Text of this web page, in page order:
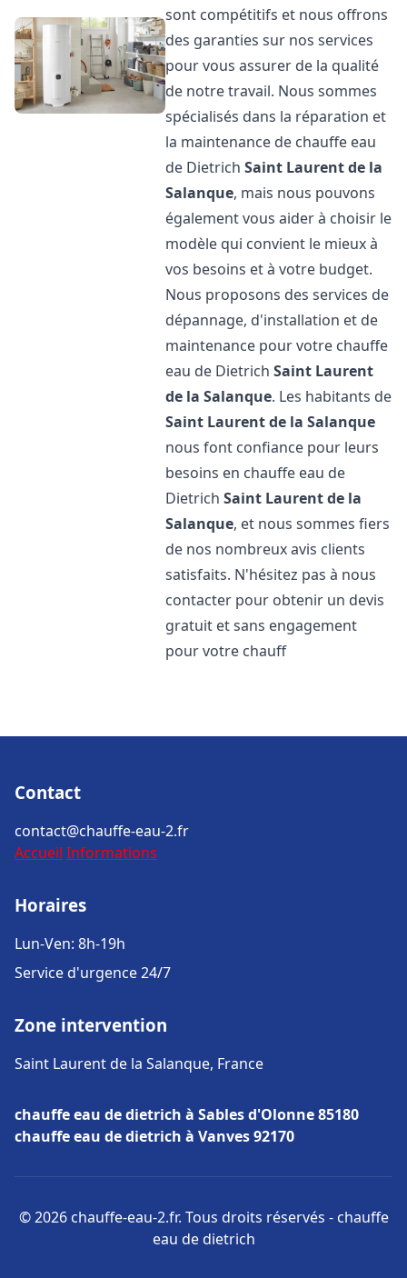
sont compétitifs et nous offrons
des garanties sur nos services
pour vous assurer de la qualité
de notre travail. Nous sommes
spécialisés dans la réparation et
la maintenance de chauffe eau
de DietrichSaint Laurent de la
Salanque, mais nous pouvons
également vous aider à choisir le
modèle qui convient le mieux à
vos besoins et à votre budget.
Nous proposons des services de
dépannage, d'installation et de
maintenance pour votre chauffe
eau de DietrichSaint Laurent
de la Salanque. Les habitants de
Saint Laurent de la Salanque
nous font confiance pour leurs
besoins en chauffe eau de
DietrichSaint Laurent de la
Salanque, et nous sommes fiers
de nos nombreux avis clients
satisfaits. N'hésitez pas à nous
contacter pour obtenir un devis
gratuit et sans engagement
pour votre chauff
Contact
contact@chauffe-eau-2.fr
Accueil Informations
Horaires
Lun-Ven: 8h-19h
Service d'urgence 24/7
Zone intervention
Saint Laurent de la Salanque, France
chauffe eau de dietrich à Sables d'Olonne 85180
chauffe eau de dietrich à Vanves 92170
© 2026 chauffe-eau-2.fr. Tous droits réservés - chauffe
eau de dietrich